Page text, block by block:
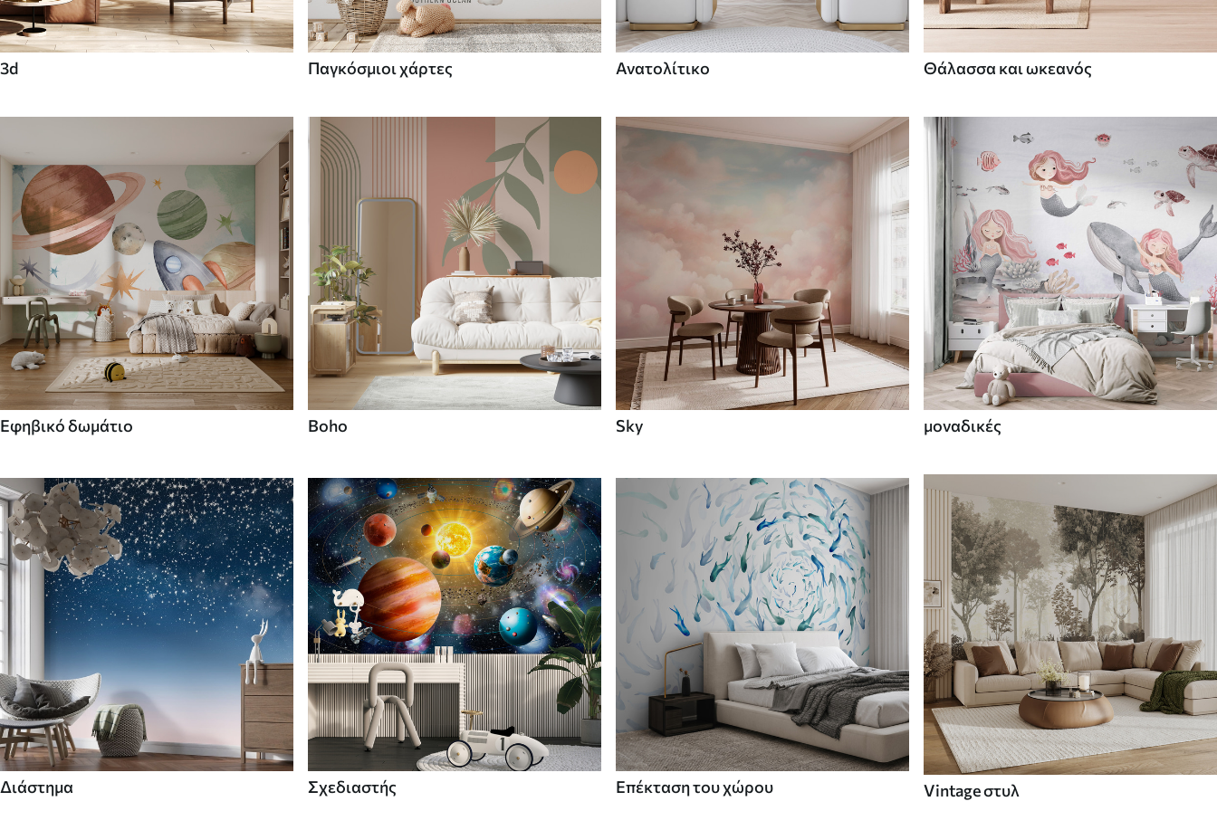
3d Παγκόσμιοι χάρτες Ανατολίτικο Θάλασσα και ωκεανός
Εφηβικό δωμάτιο Boho Sky μοναδικές
Διάστημα Σχεδιαστής Επέκταση του χώρου Vintage στυλ